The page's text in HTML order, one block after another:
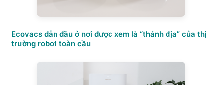
Ecovacs dẫn đầu ở nơi được xem là “thánh địa” của thị
trường robot toàn cầu